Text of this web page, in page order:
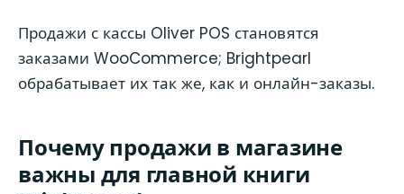
Продажи с кассы Oliver POS становятся
заказами WooCommerce; Brightpearl
обрабатывает их так же, как и онлайн-заказы.
Почему продажи в магазине
важны для главной книги